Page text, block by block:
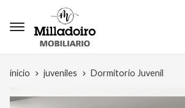
inicio juveniles Dormitorio Juvenil